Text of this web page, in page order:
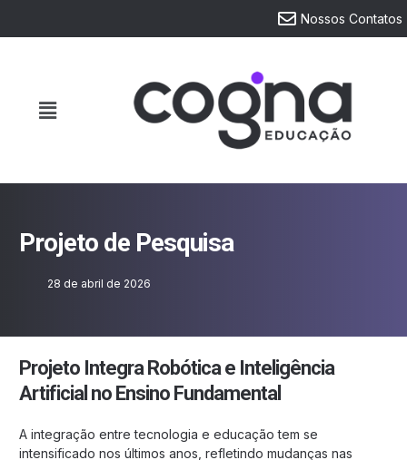
Nossos Contatos
Projeto de Pesquisa
28 de abril de 2026
Projeto Integra Robótica e Inteligência
Artificial no Ensino Fundamental
A integração entre tecnologia e educação tem se
intensificado nos últimos anos, refletindo mudanças nas